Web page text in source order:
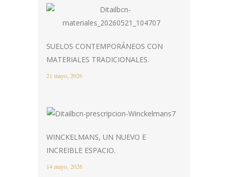
SUELOS CONTEMPORÁNEOS CON
MATERIALES TRADICIONALES.
21 mayo, 2026
WINCKELMANS, UN NUEVO E
INCREIBLE ESPACIO.
14 mayo, 2026